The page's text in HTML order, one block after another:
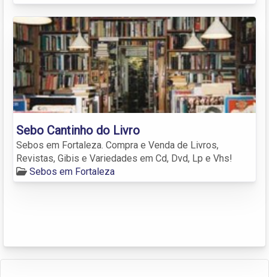
Sebo Cantinho do Livro
Sebos em Fortaleza. Compra e Venda de Livros,
Revistas, Gibis e Variedades em Cd, Dvd, Lp e Vhs!
Sebos em Fortaleza